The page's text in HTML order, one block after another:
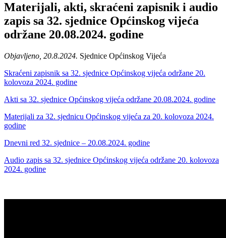
Materijali, akti, skraćeni zapisnik i audio
zapis sa 32. sjednice Općinskog vijeća
održane 20.08.2024. godine
Objavljeno, 20.8.2024. Sjednice Općinskog Vijeća
Skraćeni zapisnik sa 32. sjednice Općinskog vijeća održane 20.
kolovoza 2024. godine
Akti sa 32. sjednice Općinskog vijeća održane 20.08.2024. godine
Materijali za 32. sjednicu Općinskog vijeća za 20. kolovoza 2024.
godine
Dnevni red 32. sjednice – 20.08.2024. godine
Audio zapis sa 32. sjednice Općinskog vijeća održane 20. kolovoza
2024. godine